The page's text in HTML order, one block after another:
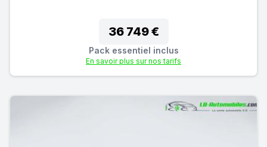
36 749 €
Pack essentiel inclus
En savoir plus sur nos tarifs